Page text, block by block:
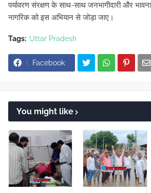
पर्यावरण संरक्षण के साथ-साथ जनभागीदारी और
नागरिक को इस अभियान से जोड़ा जाए।
Tags: Uttar Pradesh
Facebook
You might like